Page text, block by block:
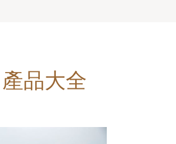
產品大全